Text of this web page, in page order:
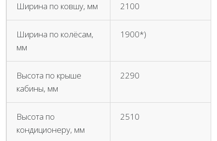
Ширина по ковшу, мм 2100
Ширина по колёсам,
мм
1900*)
Высота по крыше
кабины, мм
2290
Высота по
кондиционеру, мм
2510